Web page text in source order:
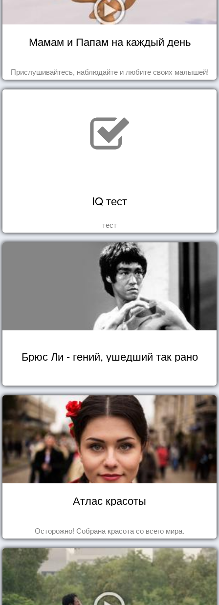
Мамам и Папам на каждый день
Прислушивайтесь, наблюдайте и любите своих малышей!
IQ тест
тест
Брюс Ли - гений, ушедший так рано
Атлас красоты
Осторожно! Собрана красота со всего мира.